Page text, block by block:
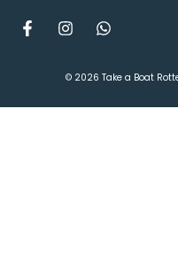
© 2026 Take a Boat